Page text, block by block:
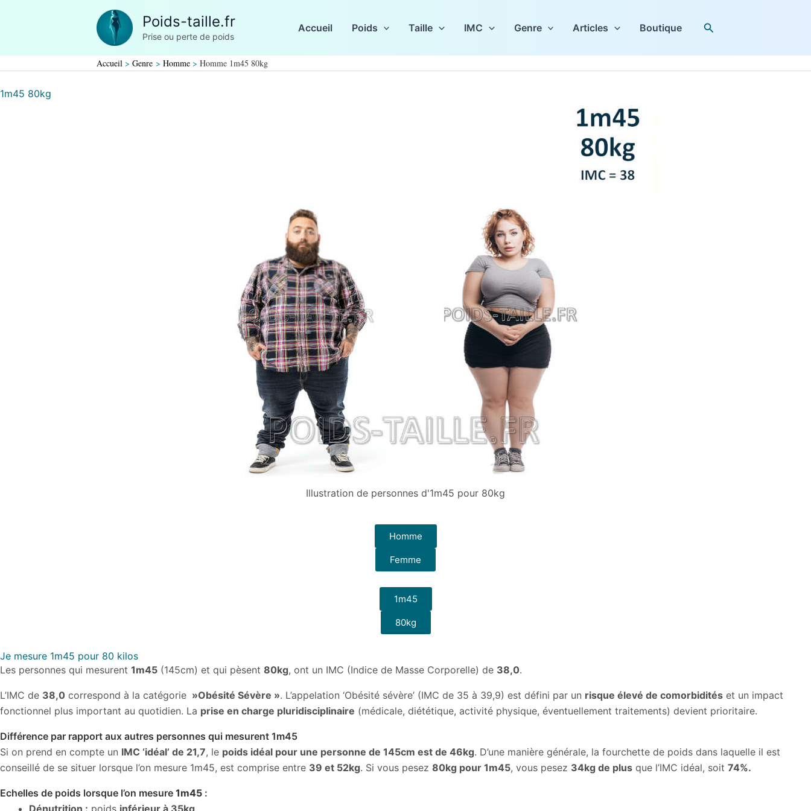
Poids-taille.fr
Prise ou perte de poids
Accueil Poids Taille IMC Genre Articles Boutique Rechercher
Accueil Genre Homme Homme 1m45 80kg
1m45 80kg
Illustration de personnes d'1m45 pour 80kg
Homme
Femme
1m45
80kg
Je mesure 1m45 pour 80 kilos
Les personnes qui mesurent 1m45 (145cm) et qui pèsent 80kg, ont un IMC (Indice de Masse Corporelle) de 38,0.
L’IMC de 38,0 correspond à la catégorie »Obésité Sévère ». L’appelation ‘Obésité sévère’ (IMC de 35 à 39,9) est défini par un risque élevé de comorbidités et un impact
fonctionnel plus important au quotidien. La prise en charge pluridisciplinaire (médicale, diététique, activité physique, éventuellement traitements) devient prioritaire.
Différence par rapport aux autres personnes qui mesurent 1m45
Si on prend en compte un IMC ‘idéal’ de 21,7, le poids idéal pour une personne de 145cm est de 46kg. D’une manière générale, la fourchette de poids dans laquelle il est
conseillé de se situer lorsque l’on mesure 1m45, est comprise entre 39 et 52kg. Si vous pesez 80kg pour 1m45, vous pesez 34kg de plus que l’IMC idéal, soit 74%.
Echelles de poids lorsque l’on mesure 1m45 :
Dénutrition : poids inférieur à 35kg